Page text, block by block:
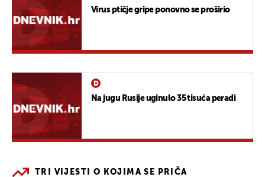
Virus ptičje gripe ponovno se proširio
Na jugu Rusije uginulo 35 tisuća peradi
TRI VIJESTI O KOJIMA SE PRIČA